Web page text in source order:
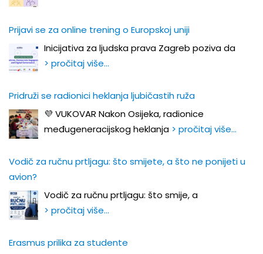
Prijavi se za online trening o Europskoj uniji
Inicijativa za ljudska prava Zagreb poziva da
> pročitaj više…
Pridruži se radionici heklanja ljubičastih ruža
💜 VUKOVAR Nakon Osijeka, radionice
međugeneracijskog heklanja > pročitaj više…
Vodič za ručnu prtljagu: što smijete, a što ne ponijeti u
avion?
Vodič za ručnu prtljagu: što smije, a
> pročitaj više…
Erasmus prilika za studente